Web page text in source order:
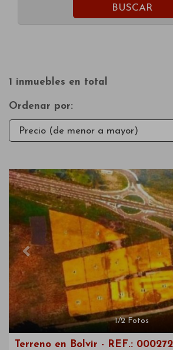
BUSCAR
1 inmuebles en total
Ordenar por:
Previous
1/2Fotos
Terreno en Bolvir - REF.: 000272